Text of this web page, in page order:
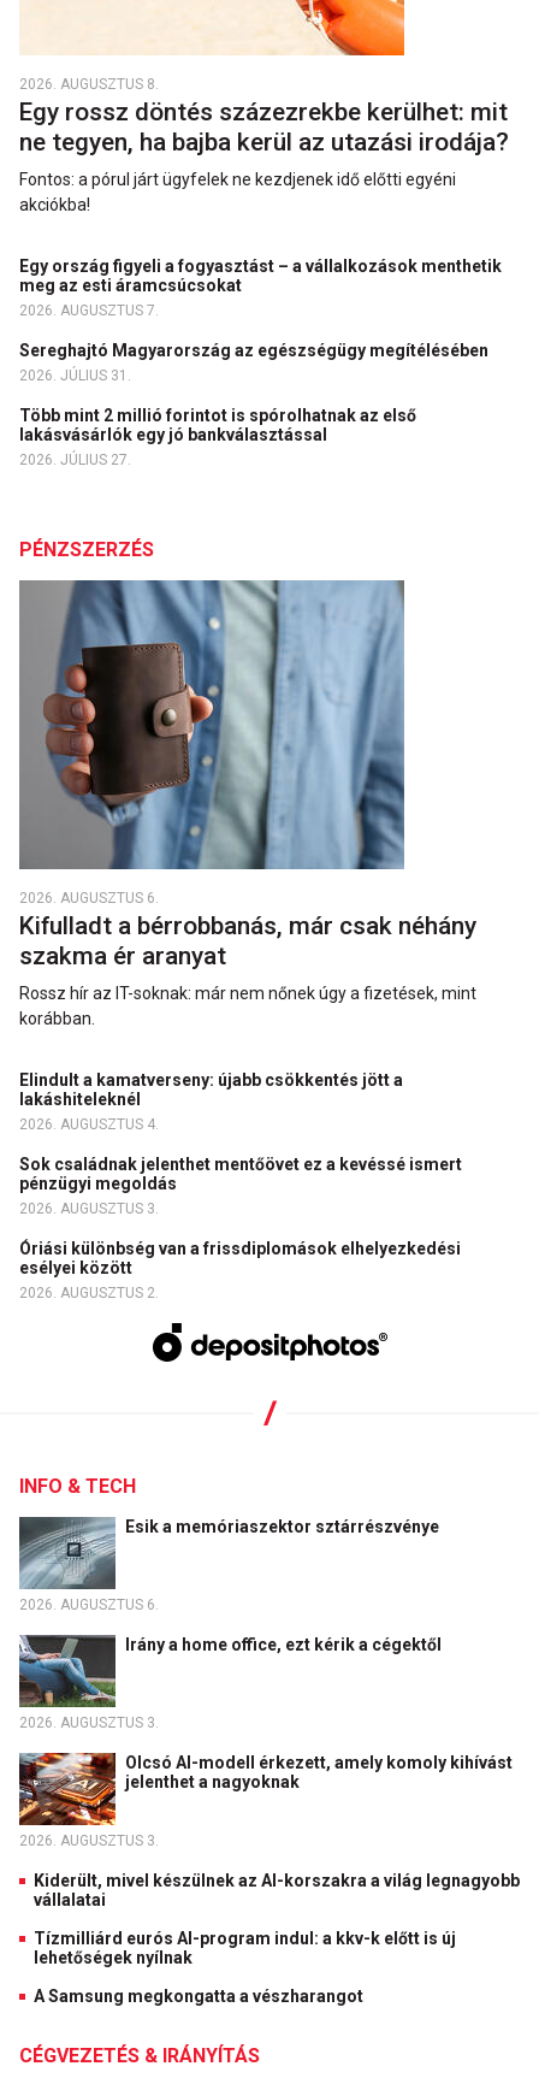
2026. AUGUSZTUS 8.
Egy rossz döntés százezrekbe kerülhet: mit
ne tegyen, ha bajba kerül az utazási irodája?
Fontos: a pórul járt ügyfelek ne kezdjenek idő előtti egyéni
akciókba!
Egy ország figyeli a fogyasztást – a vállalkozások menthetik
meg az esti áramcsúcsokat
2026. AUGUSZTUS 7.
Sereghajtó Magyarország az egészségügy megítélésében
2026. JÚLIUS 31.
Több mint 2 millió forintot is spórolhatnak az első
lakásvásárlók egy jó bankválasztással
2026. JÚLIUS 27.
PÉNZSZERZÉS
2026. AUGUSZTUS 6.
Kifulladt a bérrobbanás, már csak néhány
szakma ér aranyat
Rossz hír az IT-soknak: már nem nőnek úgy a fizetések, mint
korábban.
Elindult a kamatverseny: újabb csökkentés jött a
lakáshiteleknél
2026. AUGUSZTUS 4.
Sok családnak jelenthet mentőövet ez a kevéssé ismert
pénzügyi megoldás
2026. AUGUSZTUS 3.
Óriási különbség van a frissdiplomások elhelyezkedési
esélyei között
2026. AUGUSZTUS 2.
INFO & TECH
Esik a memóriaszektor sztárrészvénye
2026. AUGUSZTUS 6.
Irány a home office, ezt kérik a cégektől
2026. AUGUSZTUS 3.
Olcsó AI-modell érkezett, amely komoly kihívást
jelenthet a nagyoknak
2026. AUGUSZTUS 3.
Kiderült, mivel készülnek az AI-korszakra a világ legnagyobb
vállalatai
Tízmilliárd eurós AI-program indul: a kkv-k előtt is új
lehetőségek nyílnak
A Samsung megkongatta a vészharangot
CÉGVEZETÉS & IRÁNYÍTÁS